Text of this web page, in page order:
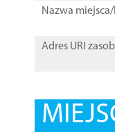
Nazwa
Adres URI